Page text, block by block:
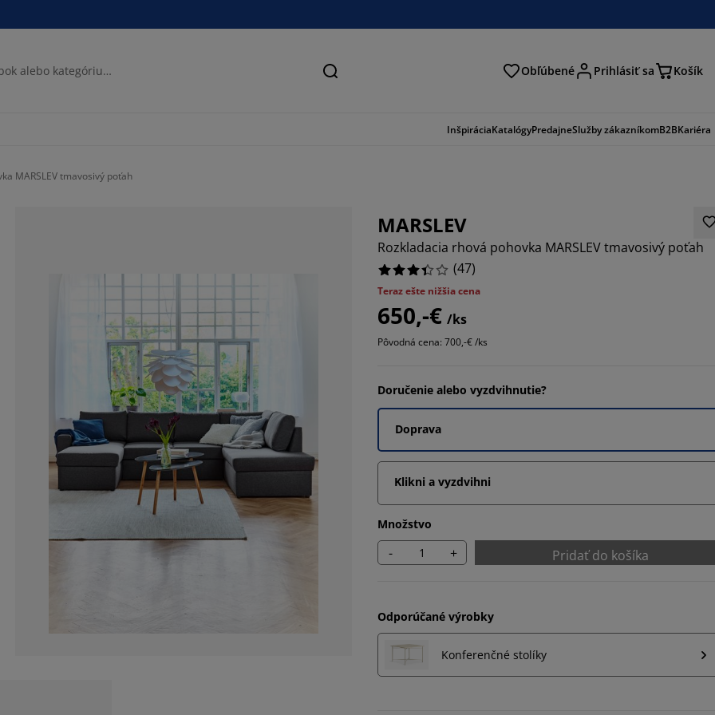
Hľadať Obľúbené Prihlásiť sa Košík
InšpiráciaKatalógyPredajneSlužby zákazníkomB2BKariéra
MARSLEV tmavosivý poťah
MARSLEV
Rozkladacia rhová pohovka MARSLEV tmavosivý poťah
(47)
Teraz ešte nižšia cena
650,-€ /ks
Pôvodná cena: 700,-€ /ks
Doručenie alebo vyzdvihnutie?
Doprava
Klikni a vyzdvihni
Množstvo
- + Pridať do košíka
Odporúčané výrobky
Konferenčné stolíky
42.5531914893617%
12.76595744680851%
14.893617021276595%
19.148936170212767%